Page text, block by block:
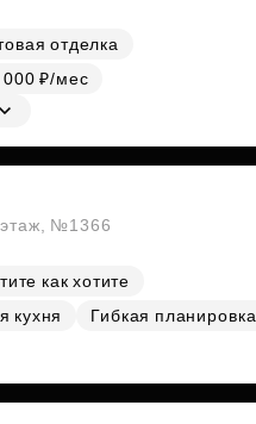
отделка
000 ₽/мес
№1366
как хотите
кухня
Гибкая планировка